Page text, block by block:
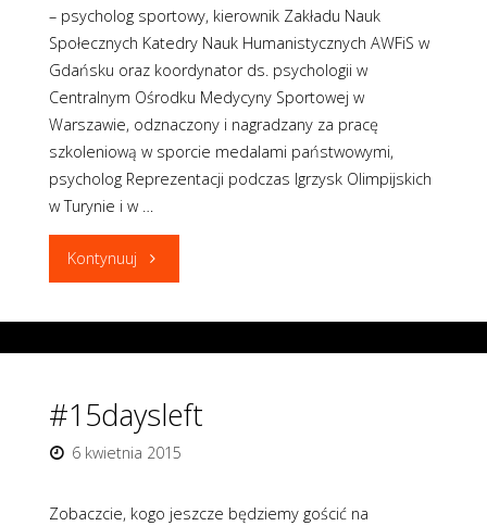
– psycholog sportowy, kierownik Zakładu Nauk
Społecznych Katedry Nauk Humanistycznych AWFiS w
Gdańsku oraz koordynator ds. psychologii w
Centralnym Ośrodku Medycyny Sportowej w
Warszawie, odznaczony i nagradzany za pracę
szkoleniową w sporcie medalami państwowymi,
psycholog Reprezentacji podczas Igrzysk Olimpijskich
w Turynie i w …
Kontynuuj "#12daysleft"
#15daysleft
6 kwietnia 2015
Zobaczcie, kogo jeszcze będziemy gościć na